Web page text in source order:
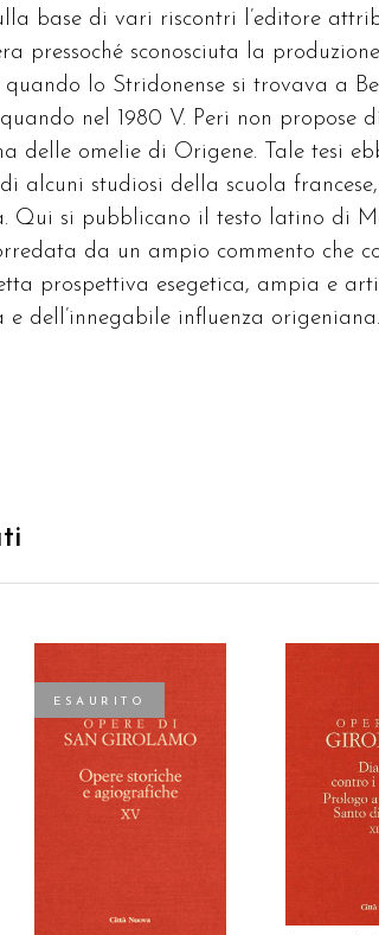
base di vari riscontri l’editore
pressoché sconosciuta la
quando lo Stridonense si trovava a
nel 1980 V. Peri non propose
delle omelie di Origene. Tale tesi
alcuni studiosi della scuola
Qui si pubblicano il testo latino di
da un ampio commento che
prospettiva esegetica, ampia e
dell’innegabile influenza origeniana.
ESAURITO
LEGGI TUTTO